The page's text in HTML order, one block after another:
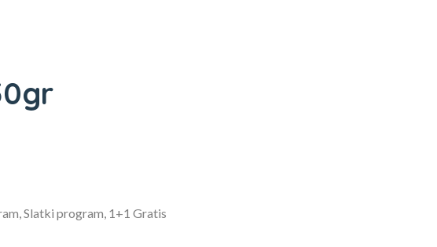
Slatki program, 1+1 Gratis